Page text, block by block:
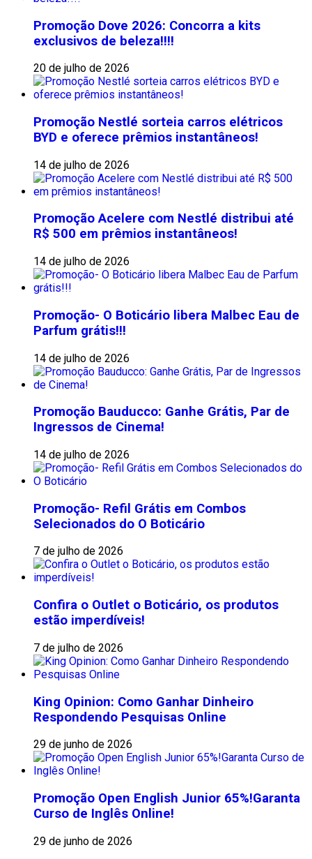
Promoção Dove 2026: Concorra a kits
exclusivos de beleza!!!!
20 de julho de 2026
Promoção Nestlé sorteia carros elétricos
BYD e oferece prêmios instantâneos!
14 de julho de 2026
Promoção Acelere com Nestlé distribui até
R$ 500 em prêmios instantâneos!
14 de julho de 2026
Promoção- O Boticário libera Malbec Eau de
Parfum grátis!!!
14 de julho de 2026
Promoção Bauducco: Ganhe Grátis, Par de
Ingressos de Cinema!
14 de julho de 2026
Promoção- Refil Grátis em Combos
Selecionados do O Boticário
7 de julho de 2026
Confira o Outlet o Boticário, os produtos
estão imperdíveis!
7 de julho de 2026
King Opinion: Como Ganhar Dinheiro
Respondendo Pesquisas Online
29 de junho de 2026
Promoção Open English Junior 65%!Garanta
Curso de Inglês Online!
29 de junho de 2026